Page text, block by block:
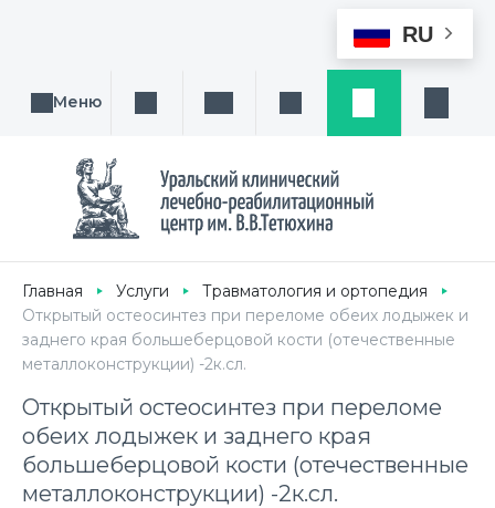
RU
Меню Поиск услуги, направления или врача
Написать намЗаказ звонка
Главная Услуги
Травматология и ортопедия
Открытый остеосинтез при переломе обеих лодыжек и
заднего края большеберцовой кости (отечественные
металлоконструкции) -2к.сл.
Открытый остеосинтез при переломе
обеих лодыжек и заднего края
большеберцовой кости (отечественные
металлоконструкции) -2к.сл.